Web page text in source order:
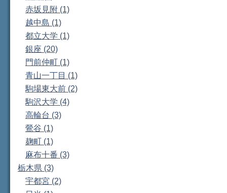
赤坂見附 (1)
越中島 (1)
都立大学 (1)
銀座 (20)
門前仲町 (1)
青山一丁目 (1)
駒場東大前 (2)
駒沢大学 (4)
高輪台 (3)
鶯谷 (1)
麹町 (1)
麻布十番 (3)
栃木県 (3)
宇都宮 (2)